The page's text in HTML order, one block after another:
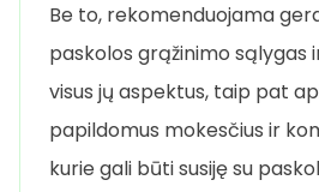
Be to, rekomenduojama
paskolos grąžinimo sąlygas
visus jų aspektus, taip pat
papildomus mokesčius ir
kurie gali būti susiję su